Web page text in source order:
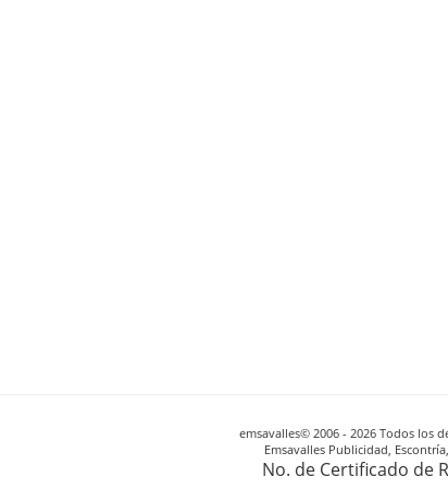
emsavalles© 2006 - 2026 Todos los
Emsavalles Publicidad,
No. de Certificado de